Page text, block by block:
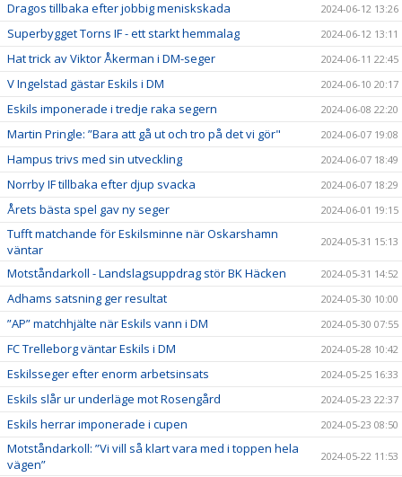
Dragos tillbaka efter jobbig meniskskada 2024-06-12 13:26
Superbygget Torns IF - ett starkt hemmalag 2024-06-12 13:11
Hat trick av Viktor Åkerman i DM-seger 2024-06-11 22:45
V Ingelstad gästar Eskils i DM 2024-06-10 20:17
Eskils imponerade i tredje raka segern 2024-06-08 22:20
Martin Pringle: ”Bara att gå ut och tro på det vi gör" 2024-06-07 19:08
Hampus trivs med sin utveckling 2024-06-07 18:49
Norrby IF tillbaka efter djup svacka 2024-06-07 18:29
Årets bästa spel gav ny seger 2024-06-01 19:15
Tufft matchande för Eskilsminne när Oskarshamn
väntar
2024-05-31 15:13
Motståndarkoll - Landslagsuppdrag stör BK Häcken 2024-05-31 14:52
Adhams satsning ger resultat 2024-05-30 10:00
”AP” matchhjälte när Eskils vann i DM 2024-05-30 07:55
FC Trelleborg väntar Eskils i DM 2024-05-28 10:42
Eskilsseger efter enorm arbetsinsats 2024-05-25 16:33
Eskils slår ur underläge mot Rosengård 2024-05-23 22:37
Eskils herrar imponerade i cupen 2024-05-23 08:50
Motståndarkoll: ”Vi vill så klart vara med i toppen hela
vägen”
2024-05-22 11:53